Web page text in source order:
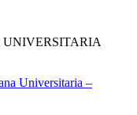
Universitaria –